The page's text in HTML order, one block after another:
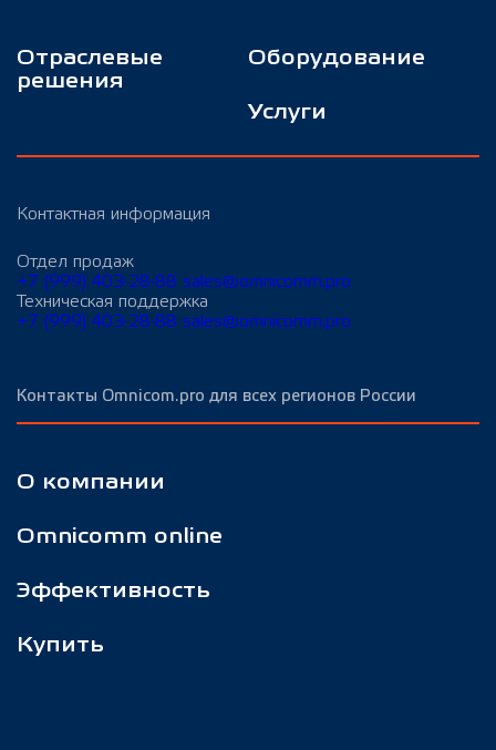
Отраслевые
решения
Оборудование
Услуги
Контактная информация
Отдел продаж
+7 (999) 403-28-88 sales@omnicomm.pro
Техническая поддержка
+7 (999) 403-28-88 sales@omnicomm.pro
Контакты Omnicom.pro для всех регионов России
О компании
Omnicomm online
Эффективность
Купить